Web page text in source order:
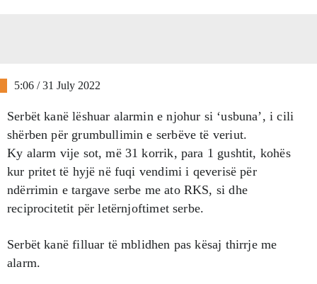
5:06 / 31 July 2022
Serbët kanë lëshuar alarmin e njohur si ‘usbuna’, i cili
shërben për grumbullimin e serbëve të veriut.
Ky alarm vije sot, më 31 korrik, para 1 gushtit, kohës
kur pritet të hyjë në fuqi vendimi i qeverisë për
ndërrimin e targave serbe me ato RKS, si dhe
reciprocitetit për letërnjoftimet serbe.
Serbët kanë filluar të mblidhen pas kësaj thirrje me
alarm.